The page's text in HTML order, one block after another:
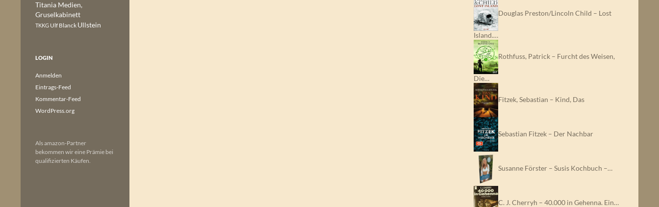
Douglas Preston/Lincoln Child – Lost
Island.…
Rothfuss, Patrick – Furcht des Weisen,
Die…
Fitzek, Sebastian – Kind, Das
Sebastian Fitzek – Der Nachbar
Susanne Förster – Susis Kochbuch –…
C. J. Cherryh – 40.000 in Gehenna. Ein…
Titania Medien,
Gruselkabinett
TKKG Ulf Blanck Ullstein
LOGIN
Anmelden
Eintrags-Feed
Kommentar-Feed
WordPress.org
Als amazon-Partner
bekommen wir eine Prämie bei
qualifizierten Käufen.